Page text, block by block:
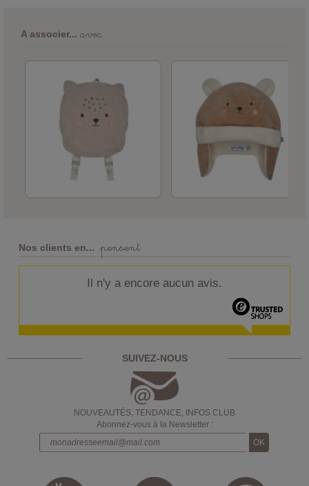
A associer...
Nos clients en... pensent
Il n'y a encore aucun avis.
SUIVEZ-NOUS
NOUVEAUTÉS, TENDANCE, INFOS CLUB
Abonnez-vous à la Newsletter :